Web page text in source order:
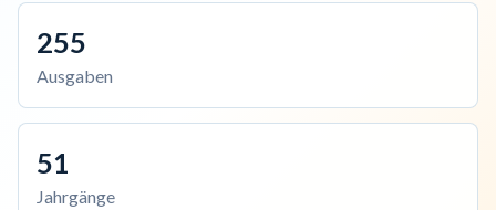
255
Ausgaben
51
Jahrgänge